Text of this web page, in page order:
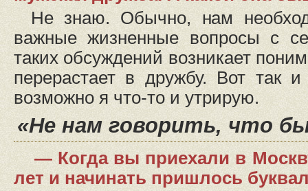
Не знаю. Обычно, нам
важные жизненные вопросы с
таких обсуждений возникает
перерастает в дружбу. Вот так
возможно я что-то и утрирую.
«Не нам говорить, что
— Когда вы приехали в
лет и начинать пришлось